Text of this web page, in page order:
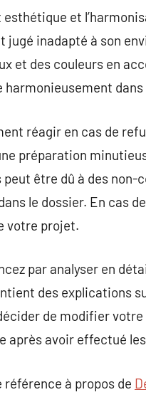
esthétique et
jugé inadapté à son
et des couleurs en
harmonieusement
réagir en cas de
préparation
peut être dû à des non-
le dossier. En cas
votre projet.
par analyser en
des explications
de modifier
après avoir effectué
référence à propos de